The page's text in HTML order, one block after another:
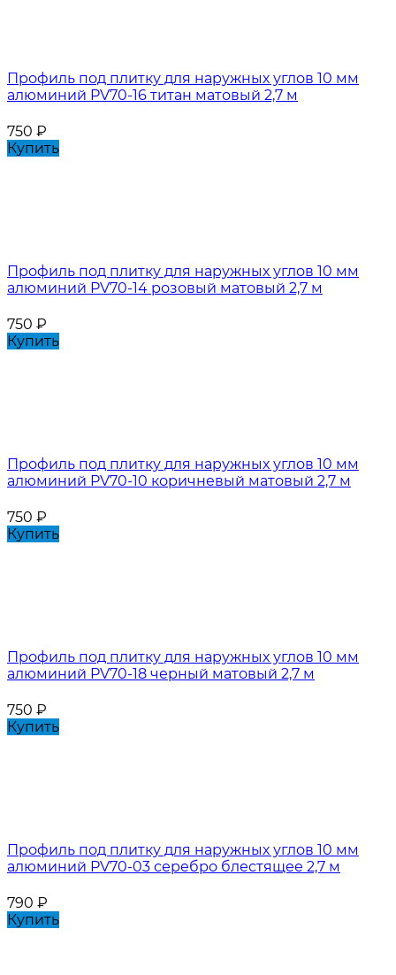
Профиль под плитку для наружных углов 10 мм
алюминий PV70-16 титан матовый 2,7 м
750 ₽
Купить
Профиль под плитку для наружных углов 10 мм
алюминий PV70-14 розовый матовый 2,7 м
750 ₽
Купить
Профиль под плитку для наружных углов 10 мм
алюминий PV70-10 коричневый матовый 2,7 м
750 ₽
Купить
Профиль под плитку для наружных углов 10 мм
алюминий PV70-18 черный матовый 2,7 м
750 ₽
Купить
Профиль под плитку для наружных углов 10 мм
алюминий PV70-03 серебро блестящее 2,7 м
790 ₽
Купить